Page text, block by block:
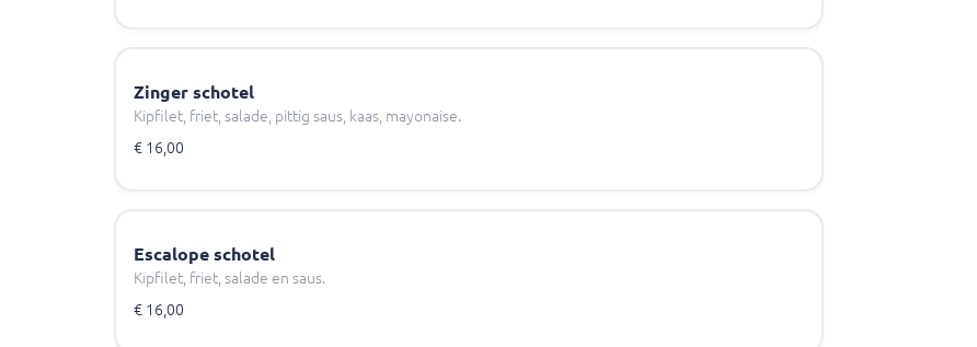
Zinger schotel
Kipfilet, friet, salade, pittig saus, kaas, mayonaise.
€ 16,00
Escalope schotel
Kipfilet, friet, salade en saus.
€ 16,00